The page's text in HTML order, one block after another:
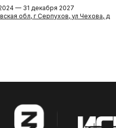
— 31 декабря 2027
обл, г Серпухов, ул Чехова, д